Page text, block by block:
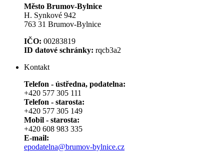
Město Brumov-Bylnice
H. Synkové 942
763 31 Brumov-Bylnice
IČO: 00283819
ID datové schránky: rqcb3a2
Kontakt
Telefon - ústředna, podatelna:
+420 577 305 111
Telefon - starosta:
+420 577 305 149
Mobil - starosta:
+420 608 983 335
E-mail:
epodatelna@brumov-bylnice.cz